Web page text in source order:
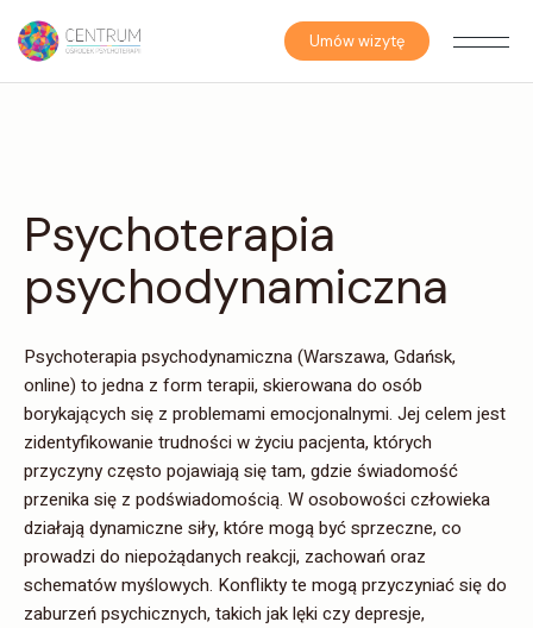
the
content
Umów wizytę
Psychoterapia
psychodynamiczna
Psychoterapia psychodynamiczna (Warszawa, Gdańsk,
online) to jedna z form terapii, skierowana do osób
borykających się z problemami emocjonalnymi. Jej celem jest
zidentyfikowanie trudności w życiu pacjenta, których
przyczyny często pojawiają się tam, gdzie świadomość
przenika się z podświadomością. W osobowości człowieka
działają dynamiczne siły, które mogą być sprzeczne, co
prowadzi do niepożądanych reakcji, zachowań oraz
schematów myślowych. Konflikty te mogą przyczyniać się do
zaburzeń psychicznych, takich jak lęki czy depresje,